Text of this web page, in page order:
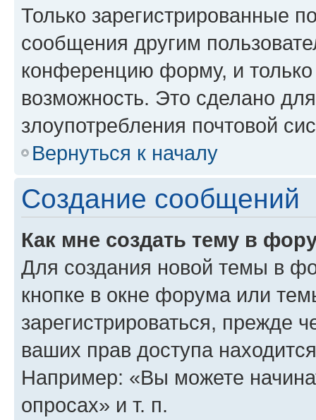
Только зарегистрированные
сообщения другим
конференцию форму, и
возможность. Это сделано
злоупотребления почтовой
Вернуться к началу
Создание сообщений
Как мне создать тему в
Для создания новой темы в
кнопке в окне форума или
зарегистрироваться, прежде
ваших прав доступа
Например: «Вы можете
опросах» и т. п.